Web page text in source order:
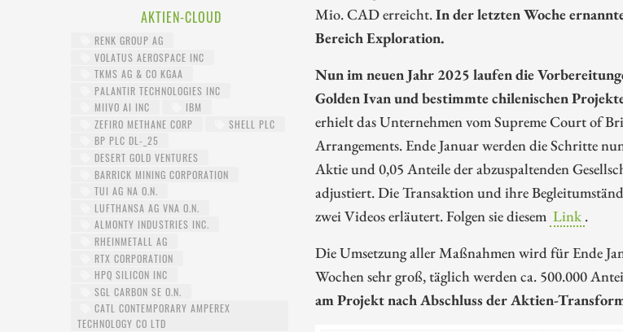
AKTIEN-CLOUD
RENK GROUP AG
VOLATUS AEROSPACE INC
TKMS AG & CO KGAA
PALANTIR TECHNOLOGIES INC
MIIVO AI INC
IBM
ZEFIRO METHANE CORP
SHELL PLC
BP PLC DL-_25
DESERT GOLD VENTURES
BARRICK MINING CORPORATION
TUI AG NA O.N.
LUFTHANSA AG VNA O.N.
ALMONTY INDUSTRIES INC.
RHEINMETALL AG
RTX CORPORATION
HPQ SILICON INC
SGL CARBON SE O.N.
CATL CONTEMPORARY AMPEREX
TECHNOLOGY CO LTD
Mio. CAD erreicht.In der letzten Woche
Bereich Exploration.
Nun im neuen Jahr 2025 laufen die
Golden Ivan und bestimmte chilenischen
erhielt das Unternehmen vom Supreme Court of
Arrangements. Ende Januar werden die Schritte
Aktie und 0,05 Anteile der abzuspaltenden
adjustiert. Die Transaktion und ihre
zwei Videos erläutert. Folgen sie diesem Link .
Die Umsetzung aller Maßnahmen wird für Ende
Wochen sehr groß, täglich werden ca. 500.000
am Projekt nach Abschluss der Aktien-